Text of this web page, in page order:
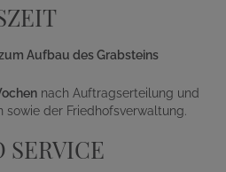
Aufbau des Grabsteins
nach Auftragserteilung und
sowie der Friedhofsverwaltung.
SERVICE